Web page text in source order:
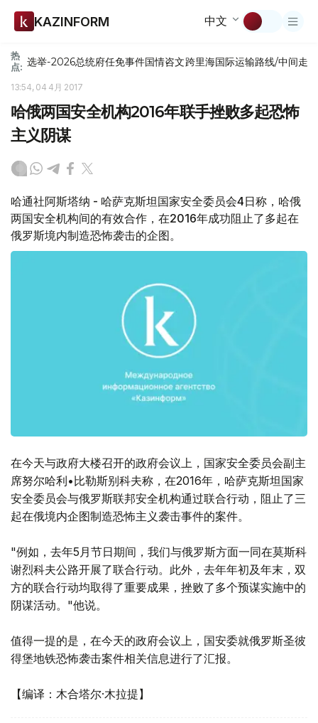
KAZINFORM 中文
热
点: 选举-2026总统府任免事件国情咨文跨里海国际运输路线/中间走廊
13:54, 04 4月 2017
哈俄两国安全机构2016年联手挫败多起恐怖
主义阴谋
哈通社阿斯塔纳 - 哈萨克斯坦国家安全委员会4日称，哈俄
两国安全机构间的有效合作，在2016年成功阻止了多起在
俄罗斯境内制造恐怖袭击的企图。
在今天与政府大楼召开的政府会议上，国家安全委员会副主
席努尔哈利•比勒斯别科夫称，在2016年，哈萨克斯坦国家
安全委员会与俄罗斯联邦安全机构通过联合行动，阻止了三
起在俄境内企图制造恐怖主义袭击事件的案件。
"例如，去年5月节日期间，我们与俄罗斯方面一同在莫斯科
谢烈科夫公路开展了联合行动。此外，去年年初及年末，双
方的联合行动均取得了重要成果，挫败了多个预谋实施中的
阴谋活动。"他说。
值得一提的是，在今天的政府会议上，国安委就俄罗斯圣彼
得堡地铁恐怖袭击案件相关信息进行了汇报。
【编译：木合塔尔·木拉提】